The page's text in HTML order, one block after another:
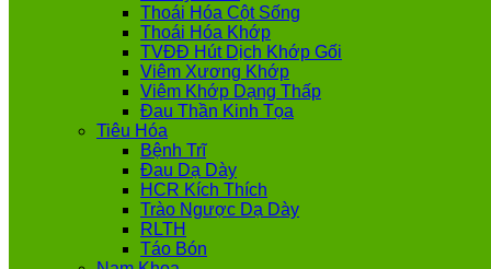
Thoái Hóa Cột Sống
Thoái Hóa Khớp
TVĐĐ Hút Dịch Khớp Gối
Viêm Xương Khớp
Viêm Khớp Dạng Thấp
Đau Thần Kinh Tọa
Tiêu Hóa
Bệnh Trĩ
Đau Dạ Dày
HCR Kích Thích
Trào Ngược Dạ Dày
RLTH
Táo Bón